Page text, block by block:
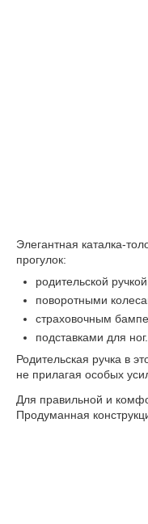
Элегантная каталка-
прогулок:
родительской
поворотными
страховочным
подставками для ног.
Родительская ручка в
не прилагая особых
Для правильной и
Продуманная